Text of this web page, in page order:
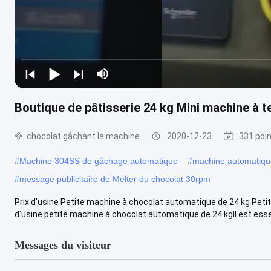
Boutique de pâtisserie 24 kg Mini machine à
chocolat gâchant la machine 2020-12-23 331
#Machine 304SS de gâchage automatique #machine
#message publicitaire de Melter du chocolat 30rpm
Prix d'usine Petite machine à chocolat automatique de 24 kg
d'usine petite machine à chocolat automatique de 24 kgIl est
Messages du visiteur